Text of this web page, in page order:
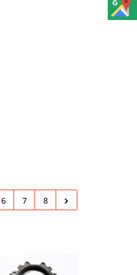
6 7 8